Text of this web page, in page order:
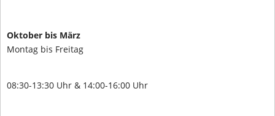
Oktober bis März
Montag bis Freitag
08:30-13:30 Uhr & 14:00-16:00 Uhr